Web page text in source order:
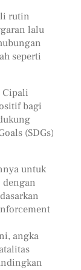
rutin
lalu
seperti
Cipali
bagi
(SDGs)
untuk
angka